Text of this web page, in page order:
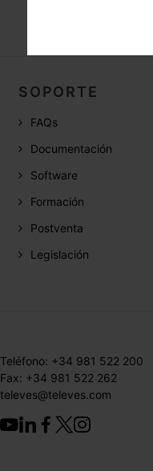
SOPORTE
FAQs
Documentación
Software
Formación
Postventa
Legislación
Teléfono: +34 981 522 200
Fax: +34 981 522 262
televes@televes.com